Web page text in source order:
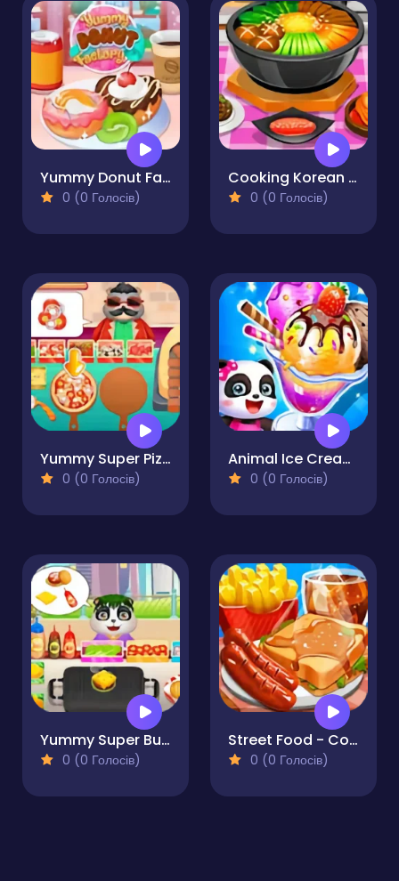
Yummy Donut Factory
0 (0 Голосів)
Cooking Korean Lesson
0 (0 Голосів)
Yummy Super Pizza
0 (0 Голосів)
Animal Ice Cream Shop
0 (0 Голосів)
Yummy Super Burger
0 (0 Голосів)
Street Food - Cooking Game
0 (0 Голосів)